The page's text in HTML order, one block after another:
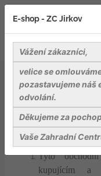
OBCHODNÍ
I.
Tyto
kupujícím a
E-shop - ZC Jirkov
Vážení zákazníci,
velice se
pozastavujeme náš
odvolání.
Děkujeme za
Vaše Zahradní